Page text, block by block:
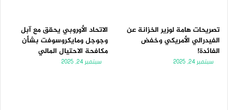
تصريحات هامة لوزير الخزانة عن
الفيدرالي الأمريكي وخفض
الفائدة!
سبتمبر 24, 2025
الاتحاد الأوروبي يحقق مع آبل
وجوجل ومايكروسوفت بشأن
مكافحة الاحتيال المالي
سبتمبر 24, 2025